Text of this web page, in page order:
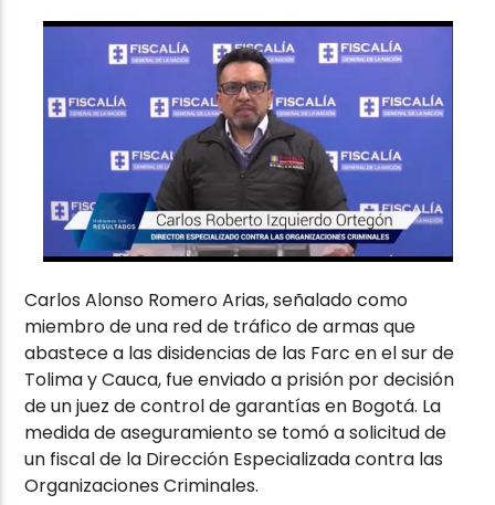
Carlos Alonso Romero Arias, señalado como
miembro de una red de tráfico de armas que
abastece a las disidencias de las Farc en el sur de
Tolima y Cauca, fue enviado a prisión por decisión
de un juez de control de garantías en Bogotá. La
medida de aseguramiento se tomó a solicitud de
un fiscal de la Dirección Especializada contra las
Organizaciones Criminales.